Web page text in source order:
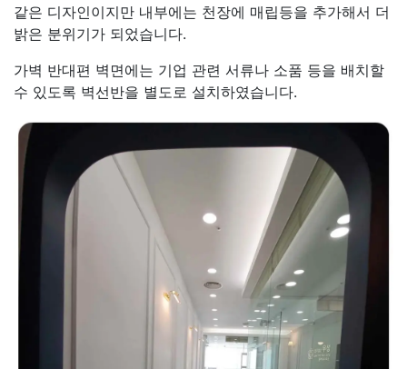
같은 디자인이지만 내부에는 천장에 매립등을 추가해서 더
밝은 분위기가 되었습니다.
가벽 반대편 벽면에는 기업 관련 서류나 소품 등을 배치할
수 있도록 벽선반을 별도로 설치하였습니다.